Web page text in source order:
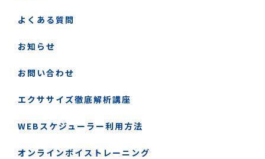
よくある質問
お知らせ
お問い合わせ
エクササイズ徹底解析講座
WEBスケジューラー利用方法
オンラインボイストレーニング